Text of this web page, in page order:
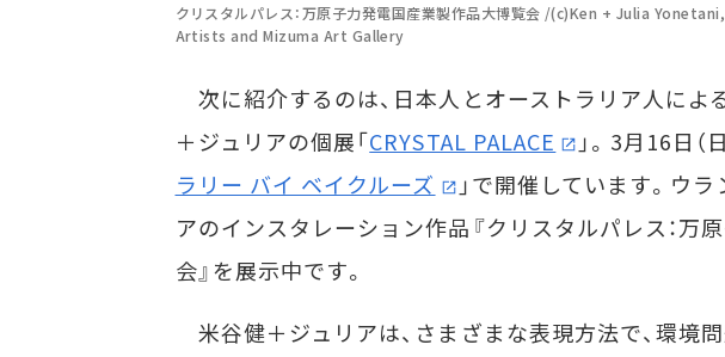
クリスタルパレス：万原子力発電国産業製作品大博覧会 /(c)Ken + Julia
Artists and Mizuma Art Gallery
次に紹介するのは、日本人とオーストラリア人によ
＋ジュリアの個展「CRYSTAL PALACE 」。3月16日（
ラリー バイ ベイクルーズ
」で開催しています。ウ
アのインスタレーション作品『クリスタルパレス：万
会』を展示中です。
米谷健＋ジュリアは、さまざまな表現方法で、環境